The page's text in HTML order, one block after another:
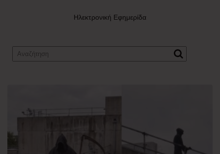
Ηλεκτρονική Εφημερίδα